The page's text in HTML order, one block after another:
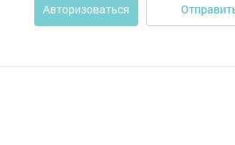
Авторизоваться